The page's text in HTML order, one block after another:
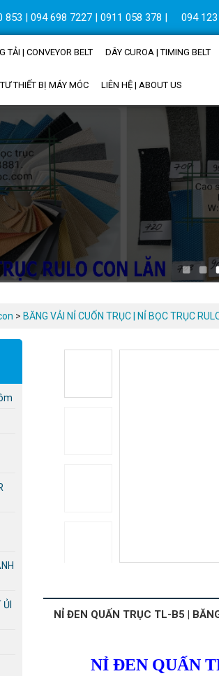
853 | 094 698 7227 | 0911 058 378 | 094
TẢI | CONVEYOR BELT DÂY CUROA | TIMING BELT
THIẾT BỊ MÁY MÓC LIÊN HỆ | ABOUT US
> BĂNG VẢI NỈ CUỐN TRỤC | NỈ BỌC TRỤC
NỈ ĐEN QUẤN TRỤC TL-B5 |
NỈ ĐEN QUẤN